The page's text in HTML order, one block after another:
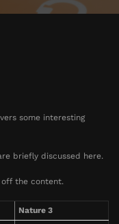
some interesting
briefly discussed here.
the content.
Nature 3